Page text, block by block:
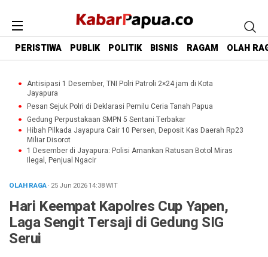
PERISTIWA PUBLIK POLITIK BISNIS RAGAM OLAH
Antisipasi 1 Desember, TNI Polri Patroli 2×24 jam di Kota
Jayapura
Pesan Sejuk Polri di Deklarasi Pemilu Ceria Tanah Papua
Gedung Perpustakaan SMPN 5 Sentani Terbakar
Hibah Pilkada Jayapura Cair 10 Persen, Deposit Kas Daerah Rp23
Miliar Disorot
1 Desember di Jayapura: Polisi Amankan Ratusan Botol Miras
Ilegal, Penjual Ngacir
OLAH RAGA· 25 Jun 202614:38WIT
Hari Keempat Kapolres Cup Yapen,
Laga Sengit Tersaji di Gedung SIG
Serui